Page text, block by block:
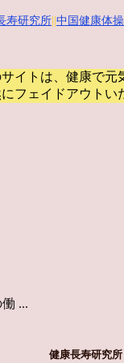
寿研究所 中国健康体操
イトは、健康で
フェイドアウトい
...
健康長寿研究